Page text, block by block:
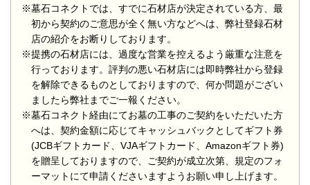
※墓石コネクトでは、すでに石材店が決定されている方、最
初から契約のご意思が全く無い方などへは、弊社登録石材
店の紹介をお断りしております。
※提携の石材店には、過度な営業を控えるよう厳重な注意を
行っております。評判の悪い石材店には即時弊社から登録
を解除できるものとしておりますので、何か問題がござい
ましたら弊社までご一報ください。
※墓石コネクト経由にてお墓の工事のご契約をいただいた方
へは、契約金額に応じてキャッシュバックとしてギフト券
(JCBギフトカード、VJAギフトカード、Amazonギフト券)
を贈呈しておりますので、ご契約が成立次第、規定のフォ
ーマットにて申請くださいますようお願い申し上げます。